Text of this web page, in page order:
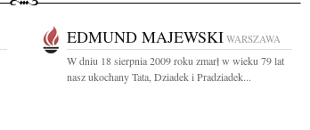
EDMUND MAJEWSKI WARSZAWA
W dniu 18 sierpnia 2009 roku zmarł w wieku 79 lat
nasz ukochany Tata, Dziadek i Pradziadek...